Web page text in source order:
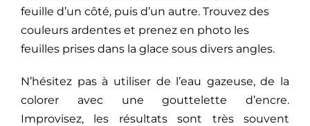
feuille d’un côté, puis d’un autre. Trouvez des
couleurs ardentes et prenez en photo les
feuilles prises dans la glace sous divers angles.
N’hésitez pas à utiliser de l’eau gazeuse, de la
colorer avec une gouttelette d’encre.
Improvisez, les résultats sont très souvent